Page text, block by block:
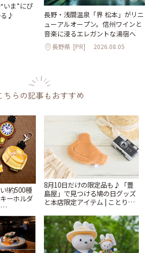
いま”にぴ
る♪
長野・浅間温泉「界 松本」がリニ
ューアルオープン。信州ワインと
音楽に浸るエレガントな湯宿へ
長野県 [PR] 2026.08.05
ちらの記事もおすすめ
!約500種
ーホルダ
ことりっ
8月10日だけの限定品も♪「豊
島屋」で見つける鳩の日グッズ
と本店限定アイテム | ことりっ